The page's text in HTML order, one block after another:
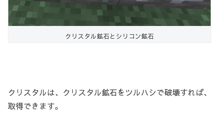
クリスタル鉱石とシリコン鉱石
クリスタルは、クリスタル鉱石をツルハシで破壊すれば、
取得できます。